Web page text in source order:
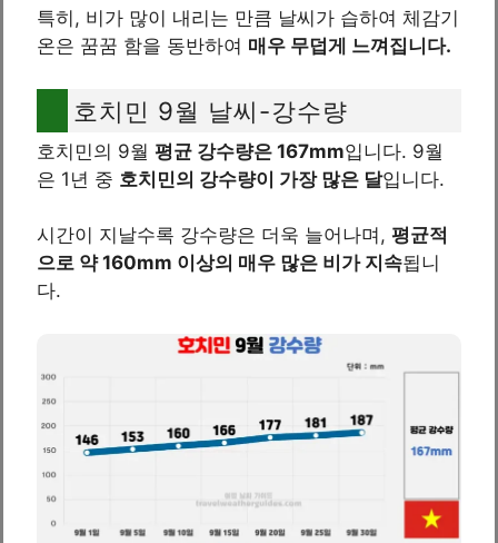
특히, 비가 많이 내리는 만큼 날씨가 습하여 체감기
온은 꿈꿈 함을 동반하여 매우 무덥게 느껴집니다.
호치민 9월 날씨-강수량
호치민의 9월 평균 강수량은 167mm입니다. 9월
은 1년 중 호치민의 강수량이 가장 많은 달입니다.
시간이 지날수록 강수량은 더욱 늘어나며, 평균적
으로 약 160mm 이상의 매우 많은 비가 지속됩니
다.